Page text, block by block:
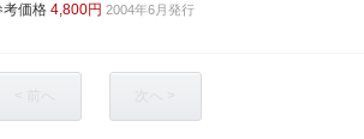
考価格 4,800円 2004年6月発行